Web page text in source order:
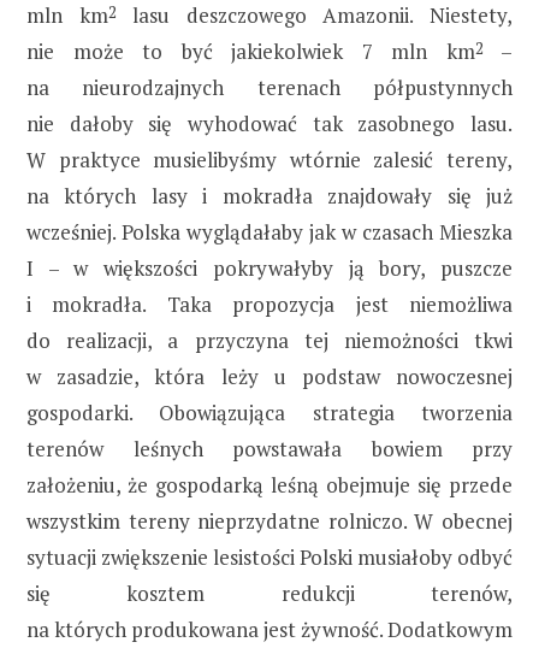
mln km2
lasu deszczowego Amazonii. Niestety,
nie może to być jakiekolwiek 7 mln km2
–
na nieurodzajnych terenach półpustynnych
nie dałoby się wyhodować tak zasobnego lasu.
W praktyce musielibyśmy wtórnie zalesić tereny,
na których lasy i mokradła znajdowały się już
wcześniej. Polska wyglądałaby jak w czasach Mieszka
I – w większości pokrywałyby ją bory, puszcze
i mokradła. Taka propozycja jest niemożliwa
do realizacji, a przyczyna tej niemożności tkwi
w zasadzie, która leży u podstaw nowoczesnej
gospodarki. Obowiązująca strategia tworzenia
terenów leśnych powstawała bowiem przy
założeniu, że gospodarką leśną obejmuje się przede
wszystkim tereny nieprzydatne rolniczo. W obecnej
sytuacji zwiększenie lesistości Polski musiałoby odbyć
się kosztem redukcji terenów,
na których produkowana jest żywność. Dodatkowym